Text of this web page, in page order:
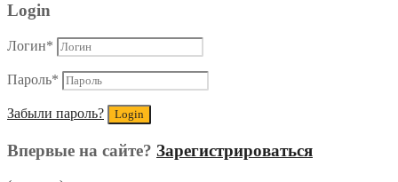
Login
Логин*
Пароль*
Забыли пароль?
Впервые на сайте? Зарегистрироваться